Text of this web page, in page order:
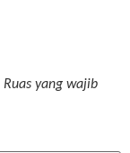
Ruas yang wajib